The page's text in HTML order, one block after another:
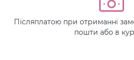
Післяплатою при отриманні
пошти або в